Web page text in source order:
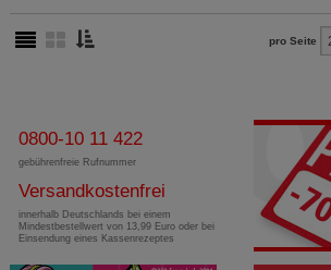
pro Seite
0800-10 11 422
gebührenfreie Rufnummer
Versandkostenfrei
innerhalb Deutschlands bei einem
Mindestbestellwert von 13,99 Euro oder bei
Einsendung eines Kassenrezeptes